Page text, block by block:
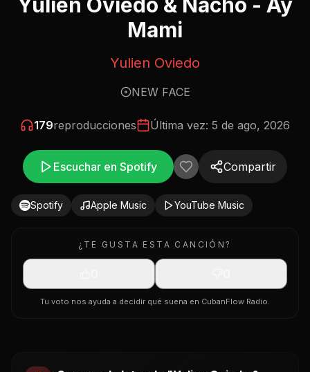
Mami
Yulien Oviedo
NEW FACE
179reproducciones Última vez: 5 de ago, 2026
Escuchar en Spotify Compartir
Spotify Apple Music YouTube Music
¿TE GUSTA ESTA CANCIÓN?
Tu voto nos ayuda a decidir qué suena en CubanFlow Radio.